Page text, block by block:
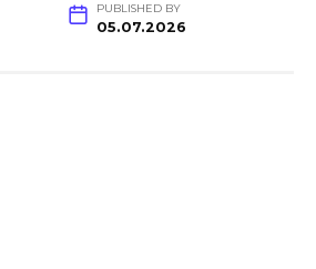
PUBLISHED BY
05.07.2026